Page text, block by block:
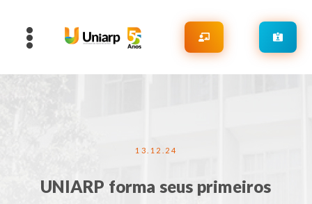
13.12.24
UNIARP forma seus primeiros